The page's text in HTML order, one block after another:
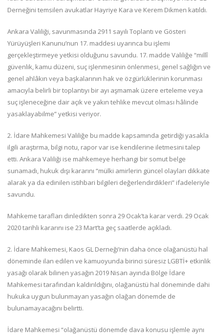
Derneğini temsilen avukatlar Hayriye Kara ve Kerem Dikmen katıldı.
Ankara Valiliği, savunmasında 2911 sayılı Toplantı ve Gösteri
Yürüyüşleri Kanunu’nun 17. maddesi uyarınca bu işlemi
gerçekleştirmeye yetkisi olduğunu savundu. 17. madde Valiliğe “millî
güvenlik, kamu düzeni, suç işlenmesinin önlenmesi, genel sağlığın ve
genel ahlâkın veya başkalarının hak ve özgürlüklerinin korunması
amacıyla belirli bir toplantıyı bir ayı aşmamak üzere erteleme veya
suç işleneceğine dair açık ve yakın tehlike mevcut olması hâlinde
yasaklayabilme” yetkisi veriyor.
2. İdare Mahkemesi Valiliğe bu madde kapsamında getirdiği yasakla
ilgili araştırma, bilgi notu, rapor var ise kendilerine iletmesini talep
etti. Ankara Valiliği ise mahkemeye herhangi bir somut belge
sunamadı, hukuk dışı kararını “mülki amirlerin güncel olayları dikkate
alarak ya da edinilen istihbari bilgileri değerlendirdikleri” ifadeleriyle
savundu.
Mahkeme tarafları dinledikten sonra 29 Ocak’ta karar verdi. 29 Ocak
2020 tarihli kararını ise 23 Mart’ta geç saatlerde açıkladı.
2. İdare Mahkemesi, Kaos GL Derneği’nin daha önce olağanüstü hal
döneminde ilan edilen ve kamuoyunda birinci süresiz LGBTİ+ etkinlik
yasağı olarak bilinen yasağın 2019 Nisan ayında Bölge İdare
Mahkemesi tarafından kaldırıldığını, olağanüstü hal döneminde dahi
hukuka uygun bulunmayan yasağın olağan dönemde de
bulunamayacağını belirtti.
İdare Mahkemesi “olağanüstü dönemde dava konusu işlemle aynı